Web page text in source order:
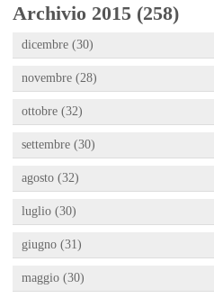
Archivio 2015 (258)
dicembre (30)
novembre (28)
ottobre (32)
settembre (30)
agosto (32)
luglio (30)
giugno (31)
maggio (30)